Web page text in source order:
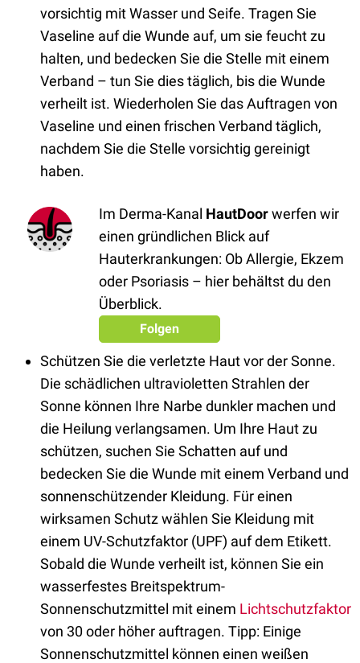
vorsichtig mit Wasser und Seife. Tragen Sie
Vaseline auf die Wunde auf, um sie feucht zu
halten, und bedecken Sie die Stelle mit einem
Verband – tun Sie dies täglich, bis die Wunde
verheilt ist. Wiederholen Sie das Auftragen von
Vaseline und einen frischen Verband täglich,
nachdem Sie die Stelle vorsichtig gereinigt
haben.
Im Derma-Kanal HautDoorwerfen wir
einen gründlichen Blick auf
Hauterkrankungen: Ob Allergie, Ekzem
oder Psoriasis – hier behältst du den
Überblick.
Folgen
Schützen Sie die verletzte Haut vor der Sonne.
Die schädlichen ultravioletten Strahlen der
Sonne können Ihre Narbe dunkler machen und
die Heilung verlangsamen. Um Ihre Haut zu
schützen, suchen Sie Schatten auf und
bedecken Sie die Wunde mit einem Verband und
sonnenschützender Kleidung. Für einen
wirksamen Schutz wählen Sie Kleidung mit
einem UV-Schutzfaktor (UPF) auf dem Etikett.
Sobald die Wunde verheilt ist, können Sie ein
wasserfestes Breitspektrum-
Sonnenschutzmittel mit einem Lichtschutzfaktor
von 30 oder höher auftragen. Tipp: Einige
Sonnenschutzmittel können einen weißen